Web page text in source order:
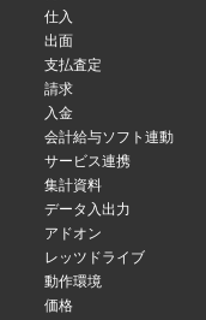
仕入
出面
支払査定
請求
入金
会計給与ソフト連動
サービス連携
集計資料
データ入出力
アドオン
レッツドライブ
動作環境
価格